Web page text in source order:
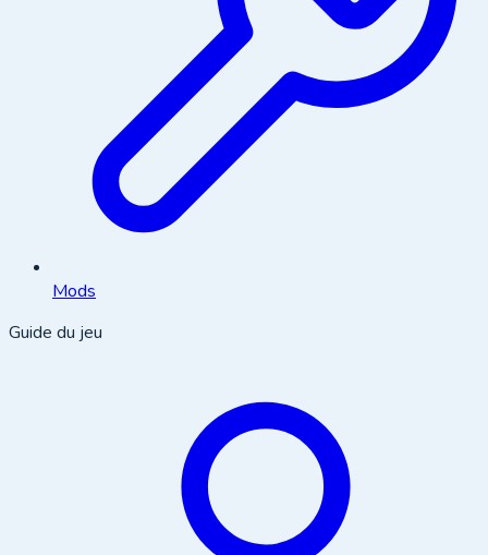
Mods
Guide du jeu